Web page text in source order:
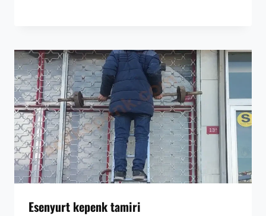
Esenyurt kepenk tamiri